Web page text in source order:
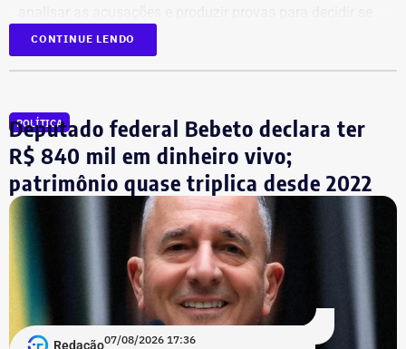
houve uso indevido da publicidade oficial.
A ação popular, apresentada pelo advogado Fernando
Lyra Reis, aléga que a gestão Crivella usou perfis oficiais
da prefeitura em redes sociais, no Diário Oficial do
Município e em outros canais institucionais para divulgar
conteúdos que, segundo ação, iam além da informação
do poder público e promoviam pessoalmente o então
prefeito e integrantes do governo.
A acusação afirma que esses canais passaram a
apresentar Crivella como responsável direto por obras,
CONTINUE LENDO
POLÍTICA
Deputado federal Bebeto declara ter
R$ 840 mil em dinheiro vivo;
patrimônio quase triplica desde 2022
Redação07/08/2026 17:36